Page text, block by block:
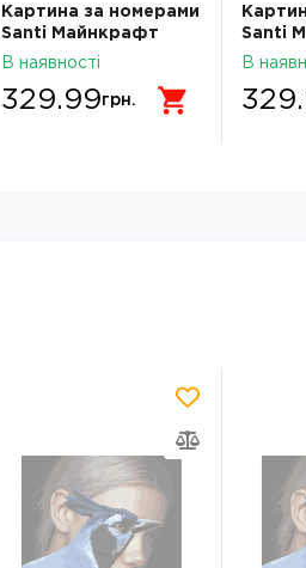
Картина за номерами
Santi Майнкрафт
Вовки 25х25см LED
В наявності
329.99грн.
Santi
та
В